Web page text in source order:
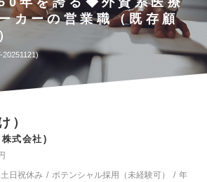
カーの営業職（既存顧
20251121
）
式会社
土日祝休み ポテンシャル採用（未経験可）
年